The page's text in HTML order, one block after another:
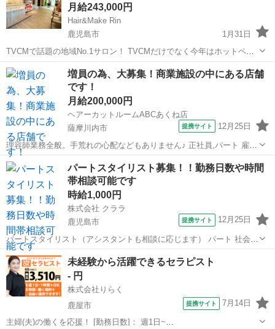
月給243,000円
Hair&Make Rin
鹿児島市
1月31日
TVCMで話題の地域No.1サロン！ TVCMだけでなく今年はホットペッ
パービューティー 予約売上ランキング1位も獲得した為、増員したい
と思っております！ 仕事内容は、シャンプーやドライ、カラー塗布が
メインです。 もちろん...
鹿児島 鹿児島市 美容師 ホットペッパー
増員の為、大募集！商業施設の中にある店舗
です！
月給200,000円
ヘアーカットルームABCあくね店
薩摩川内市
提携サイト 12月25日
理容師業務全般。手荒れの心配などもありません♪ 正社員,パート 雇
用・労災保険 厚生年金 社会保険完備 車通勤可 理容師免許
鹿児島 薩摩川内市 美容師
パートスタイリスト募集！！勤務日数や時間
帯相談可能です
時給1,000円
株式会社 クララ
鹿児島市
提携サイト 12月25日
パートスタイリスト（アシスタントも相談に応じます） パート 社会保
険有（厚生、雇用、介護）、寮有、 毎月1回の検定により昇給のチャ
ンス有、 交通費全額支給、ノルマなし ※現在、在職中の方も待遇等ご
相談下さい！ あなたの...
鹿児島 鹿児島市 美容師
未経験から活躍できるセラピスト
- 円
株式会社りらく
鹿屋市
提携サイト 7月14日
主婦(夫)の働くを応援！ [勤務日数]： 週1日~